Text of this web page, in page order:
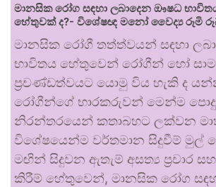
මානසික රෝග සඳහා ලබාදෙන ඖෂධ
හේතුවක් ද?- විශේෂඥ මනෝ වෛද්‍ය රූමි
මානසික රෝගී තත්ත්වයන් සඳහා
භාවිතය හේතුවෙන් රෝගීන් හෝ
ප්‍රචණ්ඩත්වයට යොමු විය හැකි ද
රෝගීන්ගේ භාරකරුවන් මෙන්ම පොදු
නිරන්තරයෙන් කතාබහට ලක්වන
විශේෂයෙන්ම වර්තමාන සිදුවීම් මුල්
මඟින් සිදුවන ඇතැම් අසත්‍ය ප්‍රචාර
කිරීම් හේතුවෙන්, මානසික රෝග